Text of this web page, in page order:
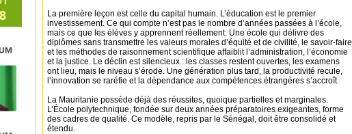
La première leçon est celle du capital humain. L’éducation est le premier
investissement. Ce qui compte n’est pas le nombre d’années passées à l’école,
mais ce que les élèves y apprennent réellement. Une école qui délivre des
diplômes sans transmettre les valeurs morales d’équité et de civilité, le savoir-faire
et les méthodes de raisonnement scientifique affaiblit l’administration, l’économie
et la justice. Le déclin est silencieux : les classes restent ouvertes, les examens
ont lieu, mais le niveau s’érode. Une génération plus tard, la productivité recule,
l’innovation se raréfie et la dépendance aux compétences étrangères s’accroît.
La Mauritanie possède déjà des réussites, quoique partielles et marginales.
L’École polytechnique, fondée sur deux années préparatoires exigeantes, forme
des cadres de qualité. Ce modèle, repris par le Sénégal, doit être consolidé et
étendu.